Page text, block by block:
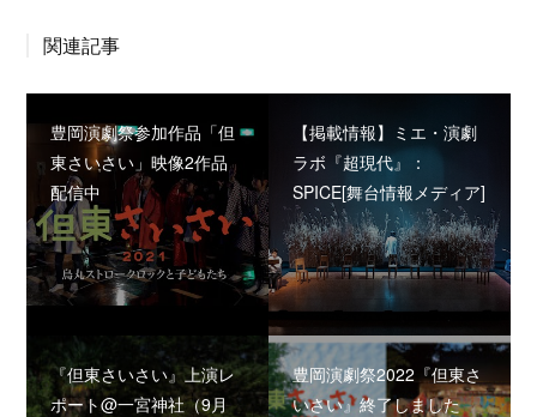
関連記事
豊岡演劇祭参加作品「但
東さいさい」映像2作品
配信中
【掲載情報】ミエ・演劇
ラボ『超現代』：
SPICE[舞台情報メディア]
『但東さいさい』上演レ
ポート@一宮神社（9月
豊岡演劇祭2022『但東さ
いさい』終了しました